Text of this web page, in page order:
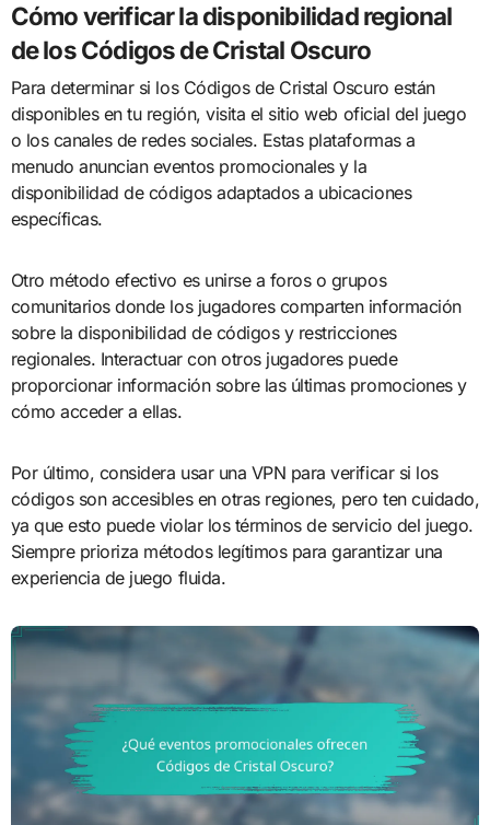
Cómo verificar la disponibilidad regional
de los Códigos de Cristal Oscuro
Para determinar si los Códigos de Cristal Oscuro están
disponibles en tu región, visita el sitio web oficial del juego
o los canales de redes sociales. Estas plataformas a
menudo anuncian eventos promocionales y la
disponibilidad de códigos adaptados a ubicaciones
específicas.
Otro método efectivo es unirse a foros o grupos
comunitarios donde los jugadores comparten información
sobre la disponibilidad de códigos y restricciones
regionales. Interactuar con otros jugadores puede
proporcionar información sobre las últimas promociones y
cómo acceder a ellas.
Por último, considera usar una VPN para verificar si los
códigos son accesibles en otras regiones, pero ten cuidado,
ya que esto puede violar los términos de servicio del juego.
Siempre prioriza métodos legítimos para garantizar una
experiencia de juego fluida.